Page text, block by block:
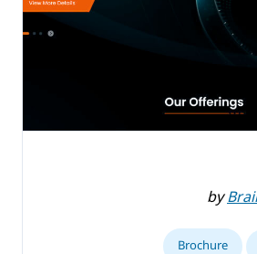
by
Brochure